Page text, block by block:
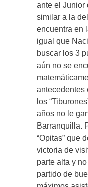
ante el Junior
similar a la
encuentra en
igual que
buscar los 3
aún no se
antecedentes
los
años no le
Barranquilla.
“Opitas” que
victoria de
parte alta y
partido de